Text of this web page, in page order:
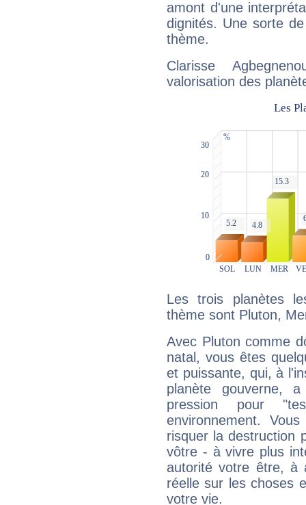
amont d'une
dignités. Une sorte
thème.
Clarisse
valorisation des
Les trois planètes
thème sont Pluton,
Avec Pluton comme
natal, vous êtes
et puissante, qui, à
planète gouverne,
pression pour
environnement.
risquer la destruction
vôtre - à vivre plus
autorité votre être, à
réelle sur les choses
votre vie.